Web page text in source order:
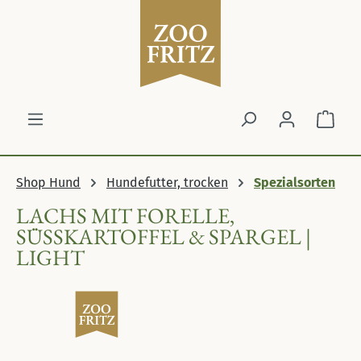
Shop Hund Hundefutter, trocken Spezialsorten
LACHS MIT FORELLE,
SÜSSKARTOFFEL & SPARGEL | L
IGHT